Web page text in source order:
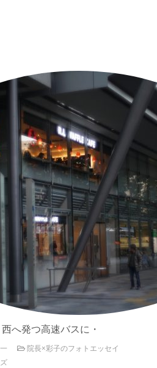
発つ高速バスに・
院長×彩子のフォトエッセイ